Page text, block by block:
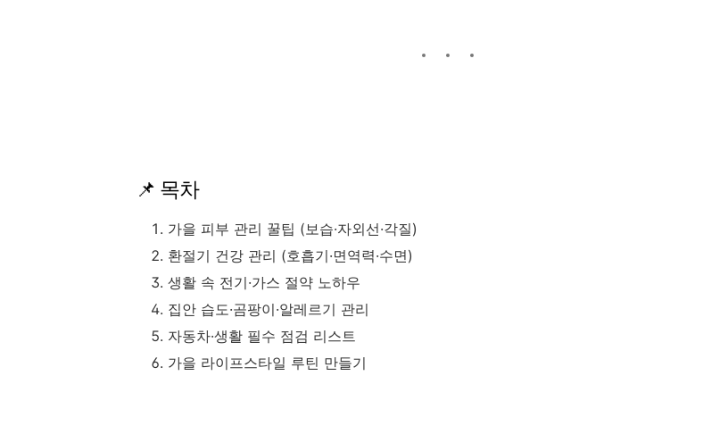
📌 목차
가을 피부 관리 꿀팁 (보습·자외선·각질)
환절기 건강 관리 (호흡기·면역력·수면)
생활 속 전기·가스 절약 노하우
집안 습도·곰팡이·알레르기 관리
자동차·생활 필수 점검 리스트
가을 라이프스타일 루틴 만들기